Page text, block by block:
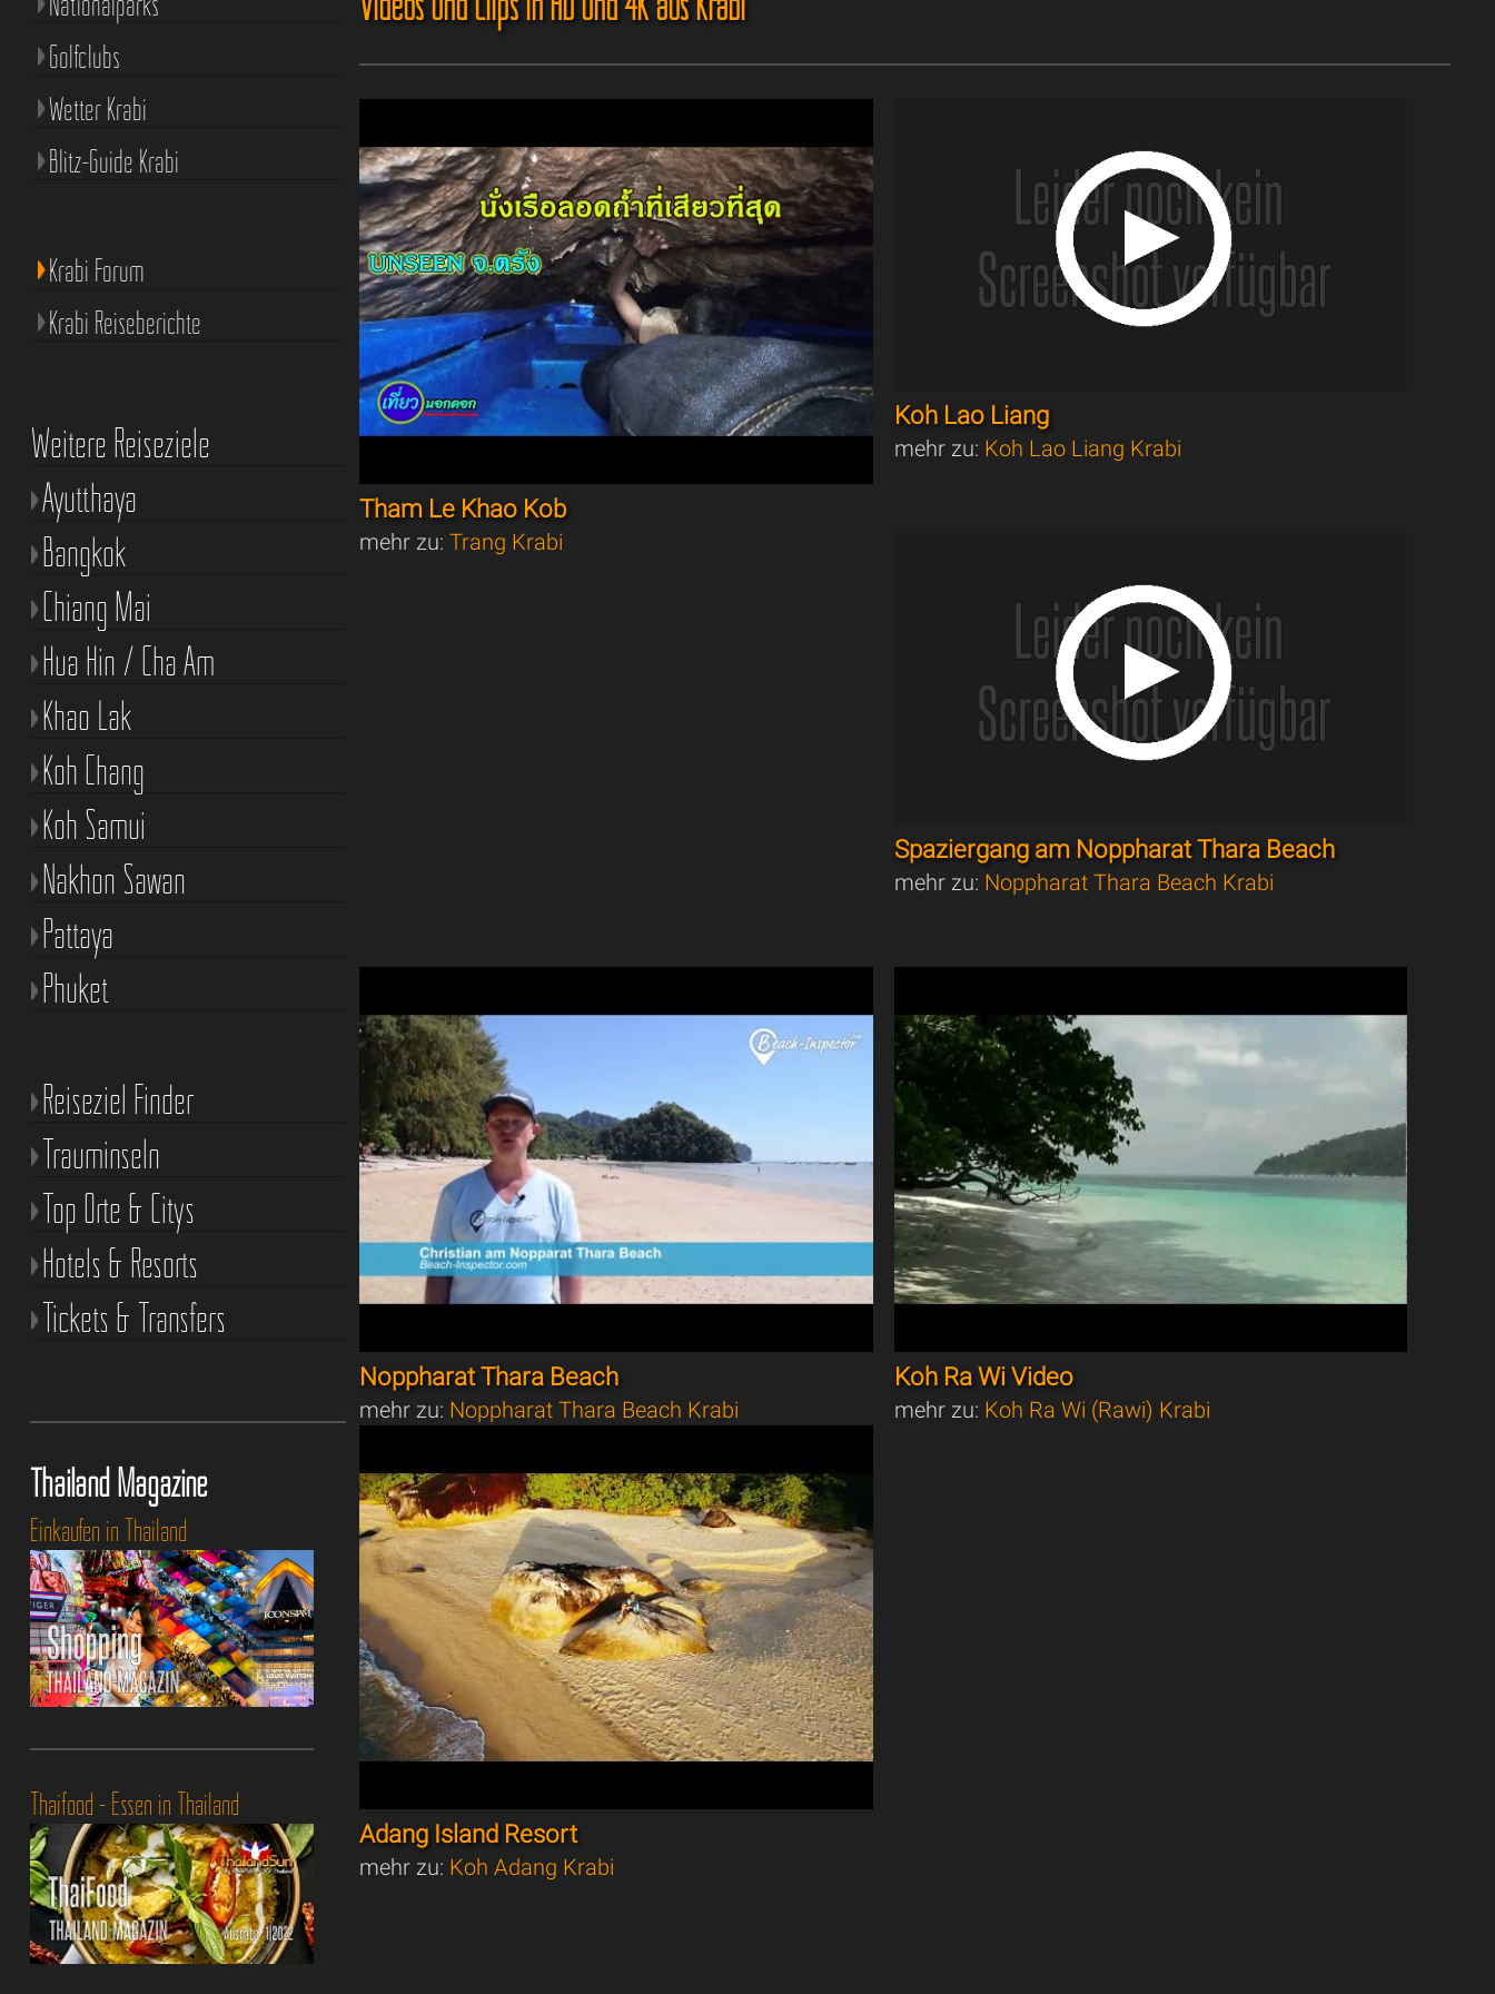
Tham Le Khao Kob
mehr zu:Trang Krabi
Koh Lao Liang
mehr zu: Koh Lao Liang Krabi
Spaziergang am Noppharat Thara Beach
mehr zu: Noppharat Thara Beach Krabi
Noppharat Thara Beach
mehr zu: Noppharat Thara Beach Krabi
Koh Ra Wi Video
mehr zu: Koh Ra Wi (Rawi) Krabi
Adang Island Resort
mehr zu: Koh Adang Krabi
Golfclubs
Wetter Krabi
Blitz-Guide Krabi
Krabi Forum
Krabi Reiseberichte
Weitere Reiseziele
Ayutthaya
Bangkok
Chiang Mai
Hua Hin / Cha Am
Khao Lak
Koh Chang
Koh Samui
Nakhon Sawan
Pattaya
Phuket
Reiseziel Finder
Trauminseln
Top Orte & Citys
Hotels & Resorts
Tickets & Transfers
Thailand Magazine
Einkaufen in Thailand
Thaifood - Essen in Thailand